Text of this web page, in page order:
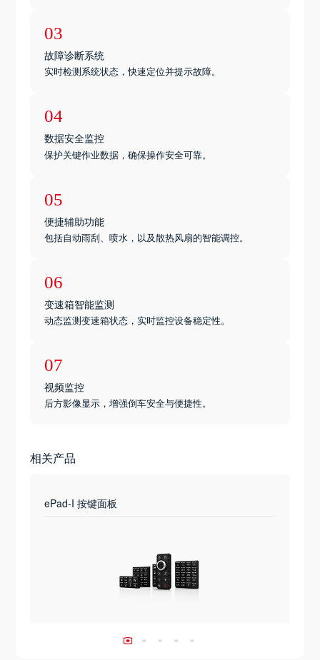
03
故障诊断系统
实时检测系统状态，快速定位并提示故障。
04
数据安全监控
保护关键作业数据，确保操作安全可靠。
05
便捷辅助功能
包括自动雨刮、喷水，以及散热风扇的智能调控。
06
变速箱智能监测
动态监测变速箱状态，实时监控设备稳定性。
07
视频监控
后方影像显示，增强倒车安全与便捷性。
相关产品
ePad-I 按键面板